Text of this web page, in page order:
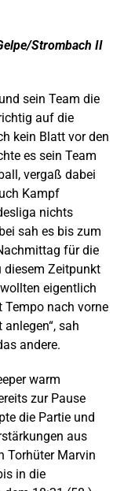
Strombach II
sein Team die
auf die
kein Blatt vor den
es sein Team
vergaß dabei
Kampf
nichts
sah es bis zum
für die
diesem Zeitpunkt
eigentlich
Tempo nach vorne
sah
andere.
warm
zur Pause
die Partie und
aus
Torhüter Marvin
in die